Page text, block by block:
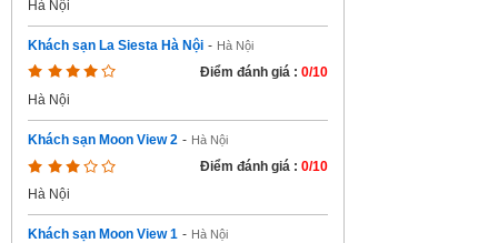
Hà Nội
Khách sạn La Siesta Hà Nội - Hà Nội
Điểm đánh giá : 0/10
Hà Nội
Khách sạn Moon View 2 - Hà Nội
Điểm đánh giá : 0/10
Hà Nội
Khách sạn Moon View 1 - Hà Nội